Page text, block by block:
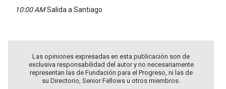
10:00 AM Salida a Santiago
Las opiniones expresadas en esta publicación son de
exclusiva responsabilidad del autor y no necesariamente
representan las de Fundación para el Progreso, ni las de
su Directorio, Senior Fellows u otros miembros.